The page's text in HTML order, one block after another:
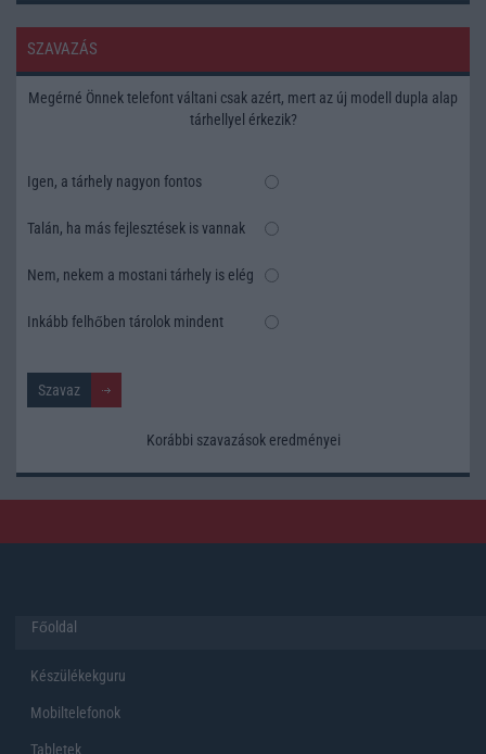
SZAVAZÁS
Megérné Önnek telefont váltani csak azért, mert az új modell dupla alap
tárhellyel érkezik?
Igen, a tárhely nagyon fontos
Talán, ha más fejlesztések is vannak
Nem, nekem a mostani tárhely is elég
Inkább felhőben tárolok mindent
Korábbi szavazások eredményei
Főoldal
Készülékekguru
Mobiltelefonok
Tabletek